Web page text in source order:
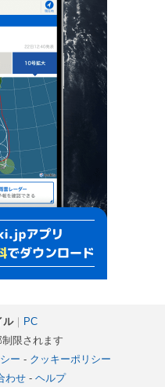
ル｜ PC
限されます
ー - クッキーポリシー
わせ- ヘルプ